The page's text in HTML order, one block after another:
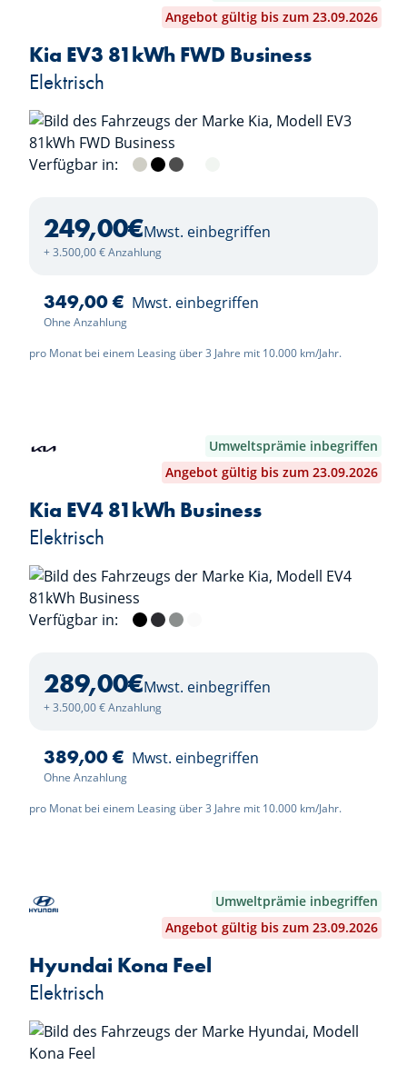
Angebot gültig bis zum 23.09.2026
Kia EV3 81kWh FWD Business
Elektrisch
Verfügbar in: Ivory Silver
Aurora Black
Shale Grey
249,00€Mwst. einbegriffen
+ 3.500,00 € Anzahlung
349,00 € Mwst. einbegriffen
Ohne Anzahlung
pro Monat bei einem Leasing über 3 Jahre mit 10.000 km/Jahr.
Umweltsprämie inbegriffen
Angebot gültig bis zum 23.09.2026
Kia EV4 81kWh Business
Elektrisch
Verfügbar in: Black Pearl
Dark Penta Metal
Wolf Grey
289,00€Mwst. einbegriffen
+ 3.500,00 € Anzahlung
389,00 € Mwst. einbegriffen
Ohne Anzahlung
pro Monat bei einem Leasing über 3 Jahre mit 10.000 km/Jahr.
Umweltprämie inbegriffen
Angebot gültig bis zum 23.09.2026
Hyundai Kona Feel
Elektrisch